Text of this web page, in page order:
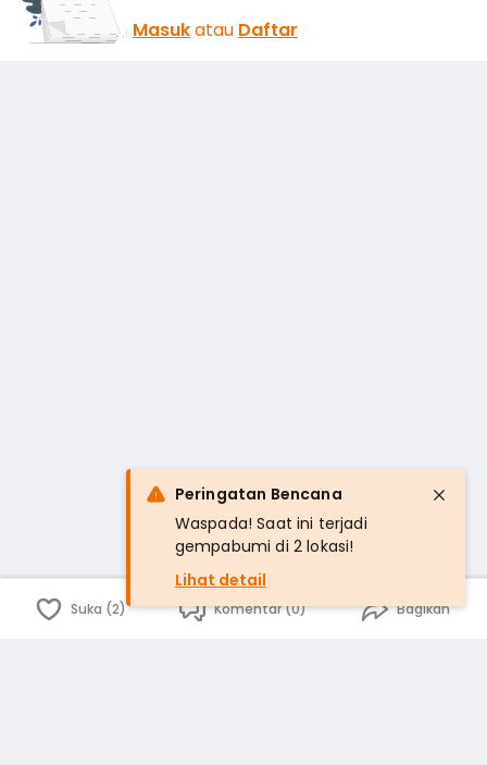
Masukatau Daftar
Suka (2) Komentar (0) Bagikan
Peringatan Bencana
Waspada! Saat ini terjadi
gempabumi di 2 lokasi!
Lihat detail